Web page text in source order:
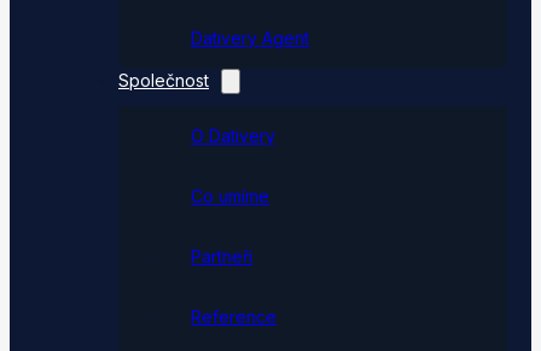
Dativery Agent
Společnost
O Dativery
Co umíme
Partneři
Reference